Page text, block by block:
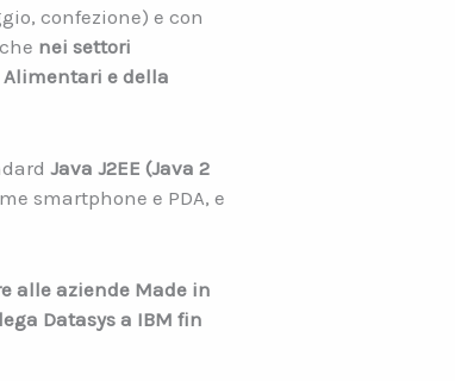
confezione) e con
nei settori
Alimentari e della
Java J2EE (Java 2
smartphone e PDA, e
alle aziende Made in
Datasys a IBM fin